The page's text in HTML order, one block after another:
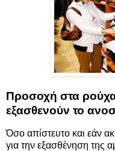
Προσοχή στα
εξασθενούν το
Όσο απίστευτο και εάν
για την εξασθένηση της